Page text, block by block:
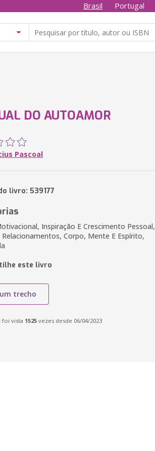
Brasil Portugal
DO AUTOAMOR
Pascoal
livro: 539177
Inspiração E Crescimento Pessoal,
Relacionamentos, Corpo, Mente E Espírito,
este livro
trecho
foi vista 1525 vezes desde 06/04/2023